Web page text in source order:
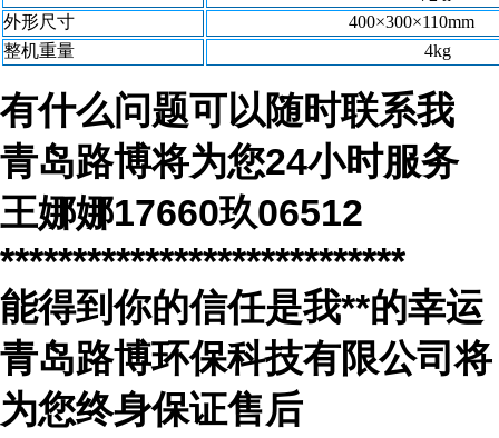
外形尺寸
400×300×110mm
整机重量
4kg
有什么问题可以随时联系我
青岛路博将为您24小时服务
王娜娜17660玖06512
****************************
能得到你的信任是我**的幸运
青岛路博环保科技有限公司将
为您终身保证售后